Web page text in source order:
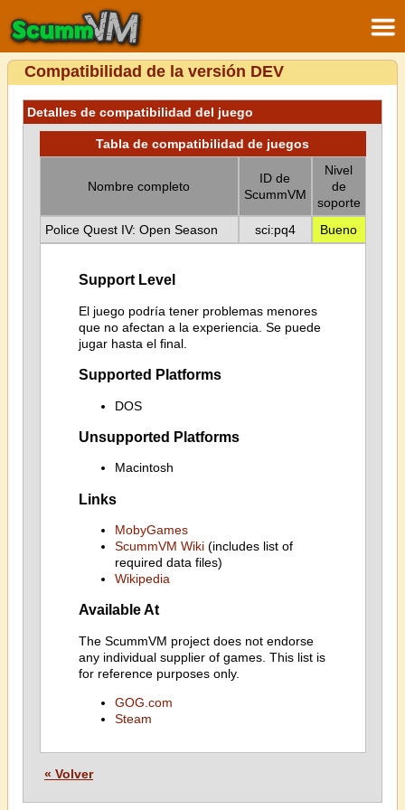
Compatibilidad de la versión DEV
Detalles de compatibilidad del juego
Tabla de compatibilidad de juegos
Nombre completo
ID de
ScummVM
Nivel
de
soporte
Police Quest IV: Open Season
sci:pq4 Bueno
Support Level
El juego podría tener problemas menores
que no afectan a la experiencia. Se puede
jugar hasta el final.
Supported Platforms
DOS
Unsupported Platforms
Macintosh
Links
MobyGames
ScummVM Wiki(includes list of
required data files)
Wikipedia
Available At
The ScummVM project does not endorse
any individual supplier of games. This list is
for reference purposes only.
GOG.com
Steam
« Volver